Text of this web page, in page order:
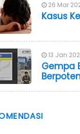
26 Mar
Kasus
13 Jan
Gempa